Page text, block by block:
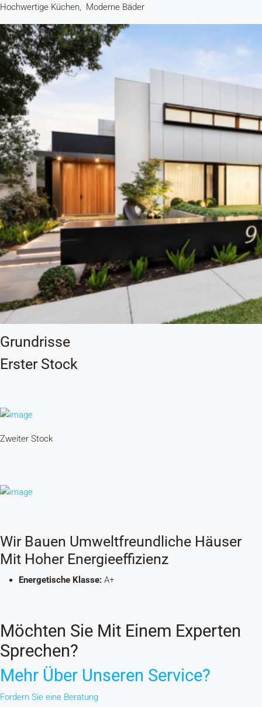
Hochwertige Küchen, Moderne Bäder
Grundrisse
Erster Stock
Zweiter Stock
Wir Bauen Umweltfreundliche Häuser
Mit Hoher Energieeffizienz
Energetische Klasse: A+
Möchten Sie Mit Einem Experten
Sprechen?
Mehr Über Unseren Service?
Fordern Sie eine Beratung